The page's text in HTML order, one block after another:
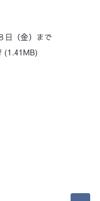
日（金）まで
(1.41MB)